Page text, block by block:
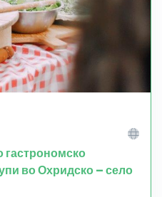
гастрономско
во Охридско – село